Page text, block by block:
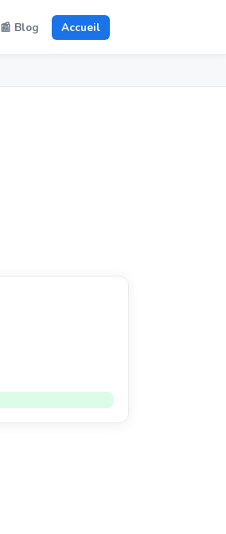
📰 Blog Accueil